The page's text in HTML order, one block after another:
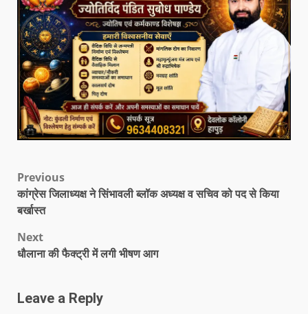
Previous
कांग्रेस जिलाध्यक्ष ने सिंभावली ब्लॉक अध्यक्ष व सचिव को पद से किया
बर्खास्त
Next
धौलाना की फैक्ट्री में लगी भीषण आग
Leave a Reply